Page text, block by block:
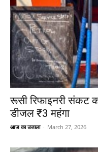
रूसी रिफाइनरी संकट
डीजल ₹3 महंगा
आज का उजाला - March 27, 2026